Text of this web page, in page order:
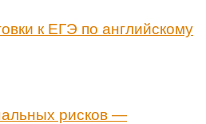
к ЕГЭ по английскому
рисков —